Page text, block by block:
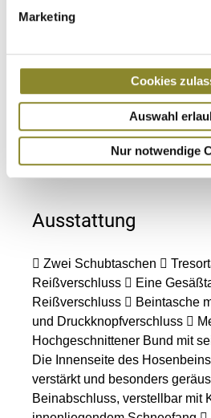
Marketing
Cookies
Auswahl
Nur notwendige
Alle Preise inkl. MwSt. zzgl.
Ausstattung
 Zwei Schubtaschen 
Reißverschluss  Eine
Reißverschluss  Beintasche
und Druckknopfverschluss 
Hochgeschnittener Bund mit
Die Innenseite des
verstärkt und besonders
Beinabschluss, verstellbar mit